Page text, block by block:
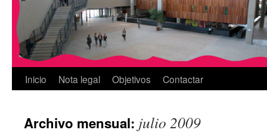
Inicio Nota legal Objetivos Contactar
Archivo mensual: julio 2009